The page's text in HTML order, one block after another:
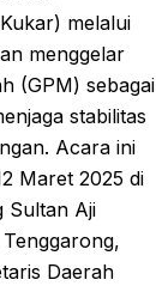
melalui
menggelar
(GPM) sebagai
stabilitas
Acara ini
Maret 2025 di
Sultan Aji
Daerah